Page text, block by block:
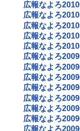
広報なよろ
広報なよろ
広報なよろ
広報なよろ
広報なよろ
広報なよろ
広報なよろ
広報なよろ
広報なよろ
広報なよろ
広報なよろ
広報なよろ
広報なよろ